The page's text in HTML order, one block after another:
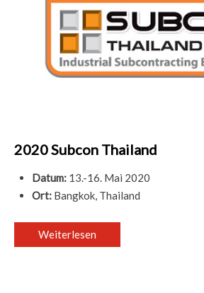
2020 Subcon Thailand
Datum: 13.-16. Mai 2020
Ort: Bangkok, Thailand
Weiterlesen